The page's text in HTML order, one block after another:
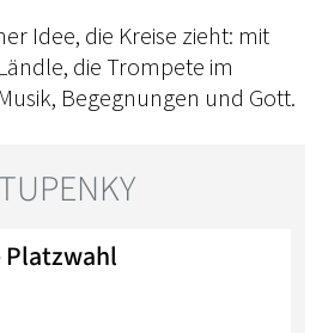
Idee, die Kreise zieht: mit
die Trompete im
Begegnungen und Gott.